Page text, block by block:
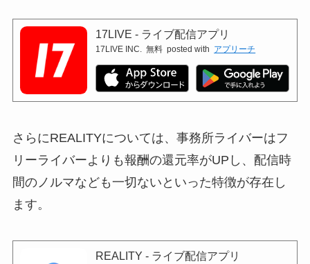
17LIVE - ライブ配信アプリ
17LIVE INC. 無料 posted with アプリーチ
さらにREALITYについては、事務所ライバーはフ
リーライバーよりも報酬の還元率がUPし、配信時
間のノルマなども一切ないといった特徴が存在し
ます。
REALITY - ライブ配信アプリ